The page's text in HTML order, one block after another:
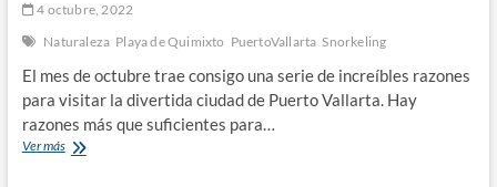
4 octubre, 2022
Naturaleza Playa de Quimixto PuertoVallarta Snorkeling
El mes de octubre trae consigo una serie de increíbles razones
para visitar la divertida ciudad de Puerto Vallarta. Hay
razones más que suficientes para…
Ver másVisitar